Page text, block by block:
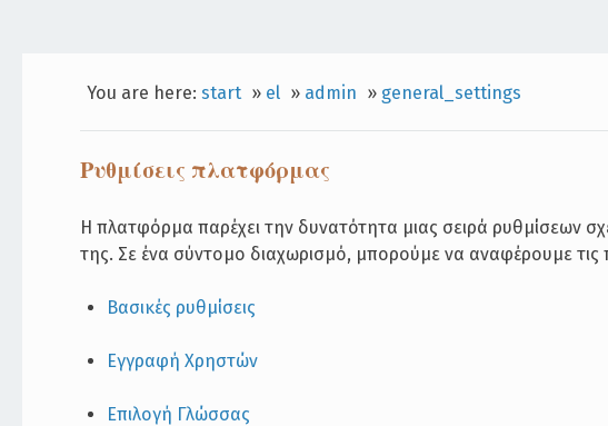
You are here: start » el » admin » general_settings
Ρυθμίσεις πλατφόρμας
Η πλατφόρμα παρέχει την δυνατότητα μιας σειρά ρυθμίσεων
της. Σε ένα σύντομο διαχωρισμό, μπορούμε να αναφέρουμε
Βασικές ρυθμίσεις
Εγγραφή Χρηστών
Επιλογή Γλώσσας